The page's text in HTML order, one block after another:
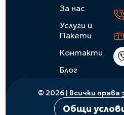
За нас
Услуги и
Пакети
Контакти
Блог
© 2026 | Всички права
Общи